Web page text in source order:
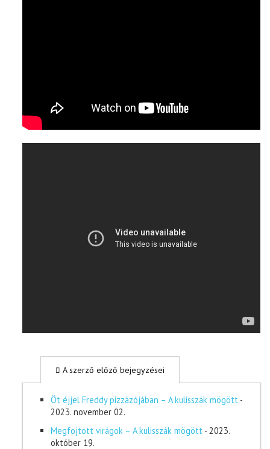
A szerző előző bejegyzései
Öt éjjel Freddy pizzázójában – A kulisszák mögött -
2023. november 02.
Megfojtott virágok – A kulisszák mögött - 2023.
október 19.